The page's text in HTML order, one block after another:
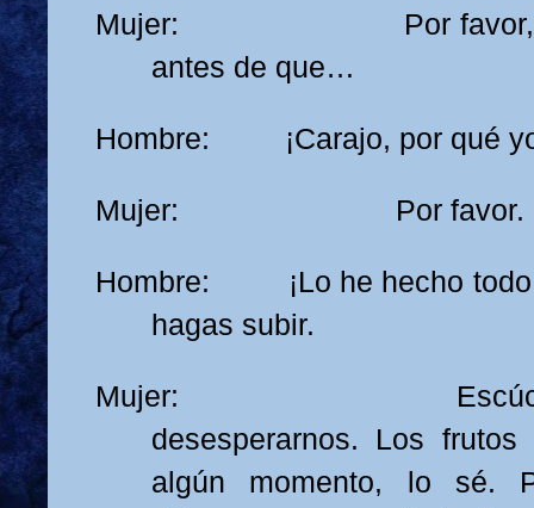
Mujer: Por favor, te lo
antes de que…
Hombre: ¡Carajo, por qué
Mujer: Por favor.
Hombre: ¡Lo he hecho todo
hagas subir.
Mujer:
desesperarnos. Los
algún momento, lo sé.